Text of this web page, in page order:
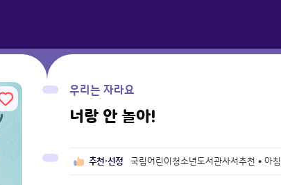
우리는 자라요
너랑 안 놀아!
추천·선정 국립어린이청소년도서관사서추천 • 아